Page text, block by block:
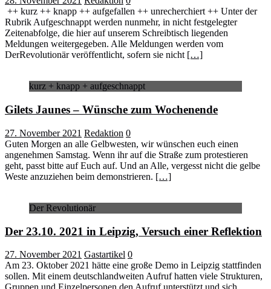
++ kurz ++ knapp ++ aufgefallen ++ unrecherchiert ++ Unter der
Rubrik Aufgeschnappt werden nunmehr, in nicht festgelegter
Zeitenabfolge, die hier auf unserem Schreibtisch liegenden
Meldungen weitergegeben. Alle Meldungen werden vom
DerRevolutionär veröffentlicht, sofern sie nicht […]
kurz + knapp + aufgeschnappt
Gilets Jaunes – Wünsche zum Wochenende
27. November 2021 Redaktion 0
Guten Morgen an alle Gelbwesten, wir wünschen euch einen
angenehmen Samstag. Wenn ihr auf die Straße zum protestieren
geht, passt bitte auf Euch auf. Und an Alle, vergesst nicht die gelbe
Weste anzuziehen beim demonstrieren. […]
Der Revolutionär
Der 23.10. 2021 in Leipzig, Versuch einer Reflektion
27. November 2021 Gastartikel 0
Am 23. Oktober 2021 hätte eine große Demo in Leipzig stattfinden
sollen. Mit einem deutschlandweiten Aufruf hatten viele Strukturen,